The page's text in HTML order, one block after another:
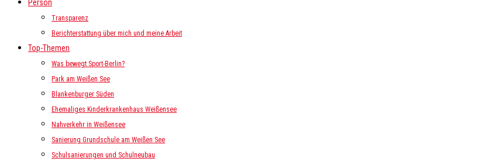
Person
Transparenz
Berichterstattung über mich und meine Arbeit
Top-Themen
Was bewegt Sport-Berlin?
Park am Weißen See
Blankenburger Süden
Ehemaliges Kinderkrankenhaus Weißensee
Nahverkehr in Weißensee
Sanierung Grundschule am Weißen See
Schulsanierungen und Schulneubau